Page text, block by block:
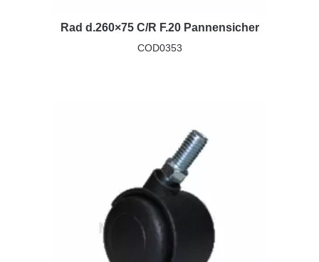
Rad d.260×75 C/R F.20 Pannensicher
COD0353